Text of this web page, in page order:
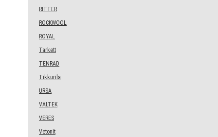
RITTER
ROCKWOOL
ROYAL
Tarkett
TENRAD
Tikkurila
URSA
VALTEK
VERES
Vetonit